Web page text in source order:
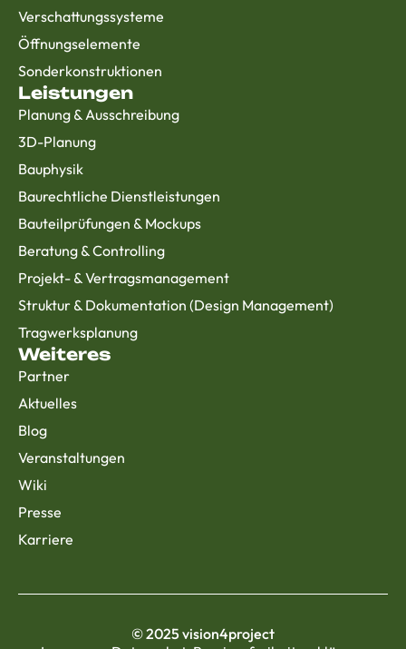
Verschattungssysteme
Öffnungselemente
Sonderkonstruktionen
Leistungen
Planung & Ausschreibung
3D-Planung
Bauphysik
Baurechtliche Dienstleistungen
Bauteilprüfungen & Mockups
Beratung & Controlling
Projekt- & Vertragsmanagement
Struktur & Dokumentation (Design Management)
Tragwerksplanung
Weiteres
Partner
Aktuelles
Blog
Veranstaltungen
Wiki
Presse
Karriere
© 2025 vision4project